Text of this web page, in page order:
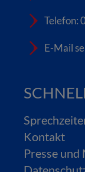
Telefon:
E-Mail
Kontakt
Presse und